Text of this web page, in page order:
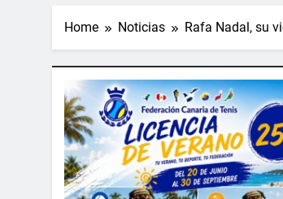
Home Noticias Rafa Nadal, su